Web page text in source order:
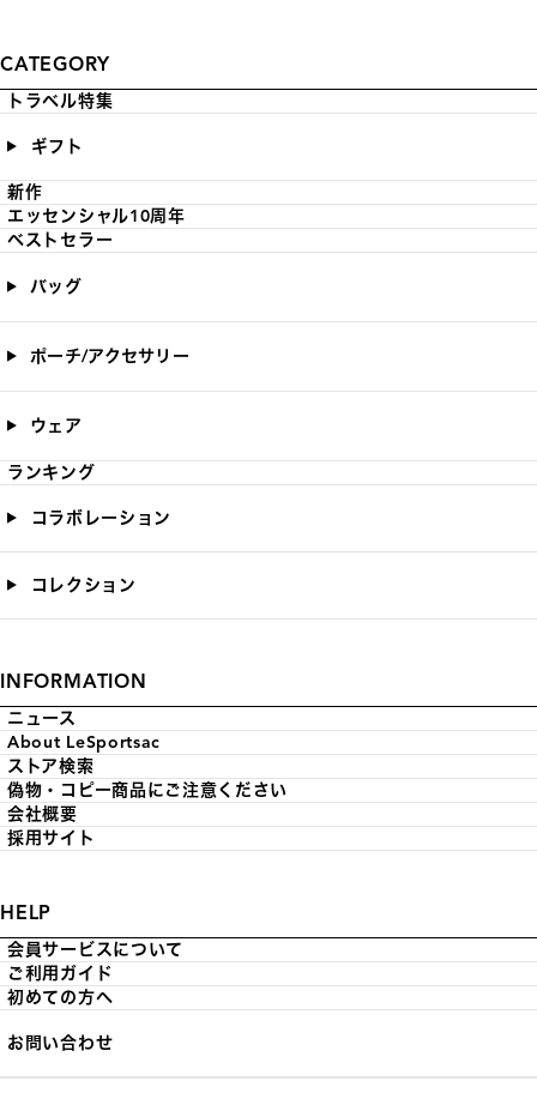
CATEGORY
トラベル特集
ギフト
新作
エッセンシャル10周年
ベストセラー
バッグ
ポーチ/アクセサリー
ウェア
ランキング
コラボレーション
コレクション
INFORMATION
ニュース
About LeSportsac
ストア検索
偽物・コピー商品にご注意ください
会社概要
採用サイト
HELP
会員サービスについて
ご利用ガイド
初めての方へ
お問い合わせ